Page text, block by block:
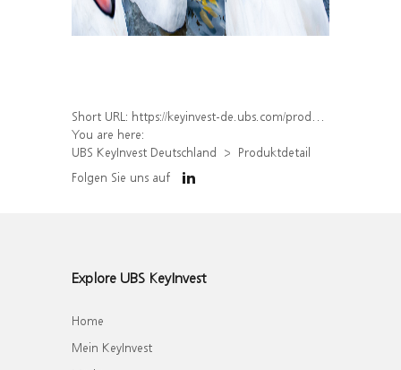
Short URL: https://keyinvest-de.ubs.com/produkt/detail/index/isin/DE000UL3SD85
You are here:
UBS KeyInvest Deutschland
Produktdetail
Folgen Sie uns auf
Explore UBS KeyInvest
Home
Mein KeyInvest